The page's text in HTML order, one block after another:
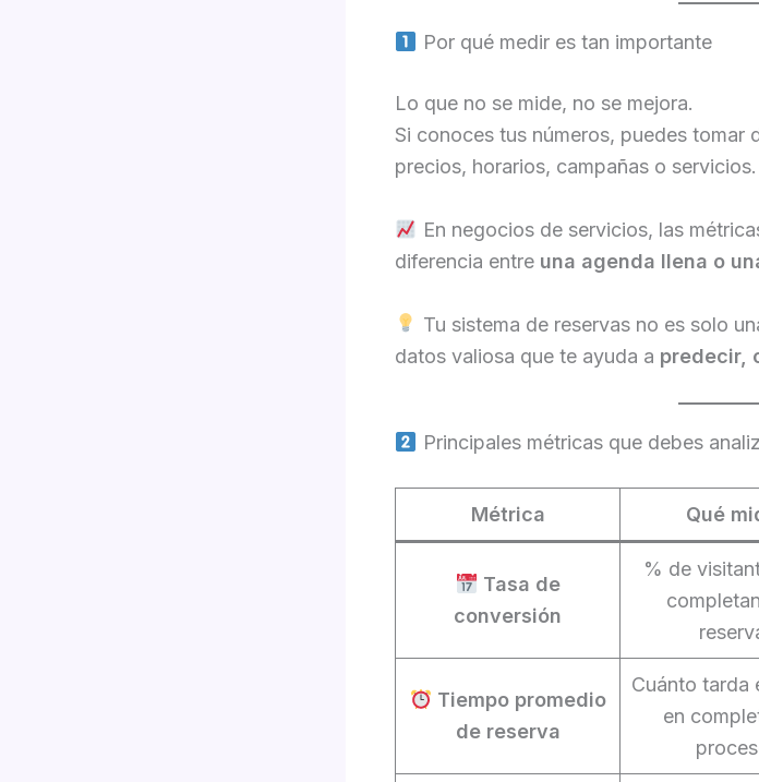
Por qué medir es tan importante
Lo que no se mide, no se mejora.
Si conoces tus números, puedes tomar
precios, horarios, campañas o servicios.
En negocios de servicios, las
diferencia entre una agenda llena o
Tu sistema de reservas no es solo
datos valiosa que te ayuda a predecir,
Principales métricas que debes
Métrica Qué
Tasa de
conversión
% de
Tiempo promedio
de reserva
Cuánto tarda
en